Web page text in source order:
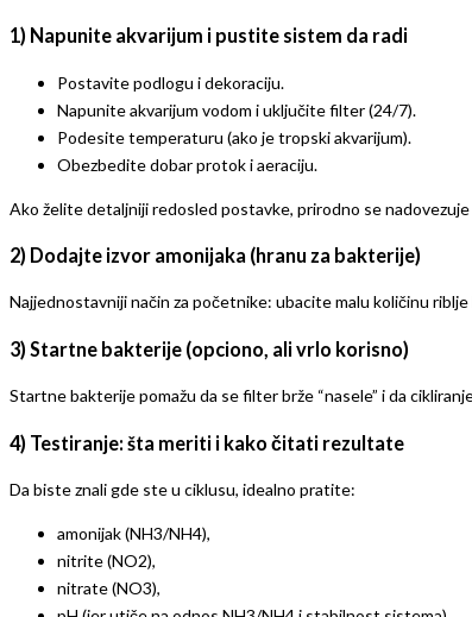
1) Napunite akvarijum i pustite sistem da radi
Postavite podlogu i dekoraciju.
Napunite akvarijum vodom i uključite filter (24/7).
Podesite temperaturu (ako je tropski akvarijum).
Obezbedite dobar protok i aeraciju.
Ako želite detaljniji redosled postavke, prirodno se nadovezuje
2) Dodajte izvor amonijaka (hranu za bakterije)
Najjednostavniji način za početnike: ubacite malu količinu
3) Startne bakterije (opciono, ali vrlo korisno)
Startne bakterije pomažu da se filter brže “nasele” i da
4) Testiranje: šta meriti i kako čitati rezultate
Da biste znali gde ste u ciklusu, idealno pratite:
amonijak (NH3/NH4),
nitrite (NO2),
nitrate (NO3),